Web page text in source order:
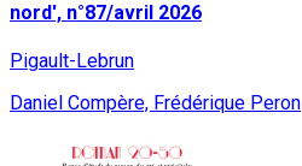
nord', n°87/avril 2026
Pigault-Lebrun
Daniel Compère, Frédérique Peron